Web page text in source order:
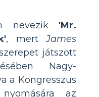
nevezik 'Mr.
, mertJames
játszott
Nagy-
a Kongresszus
az